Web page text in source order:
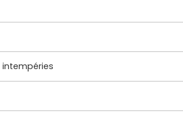
intempéries